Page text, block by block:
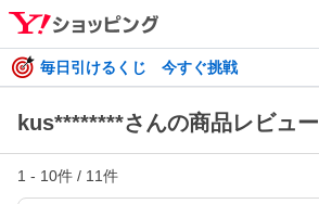
毎日引けるくじ 今すぐ挑戦
kus********さんの商品レビュー
1 - 10件 / 11件